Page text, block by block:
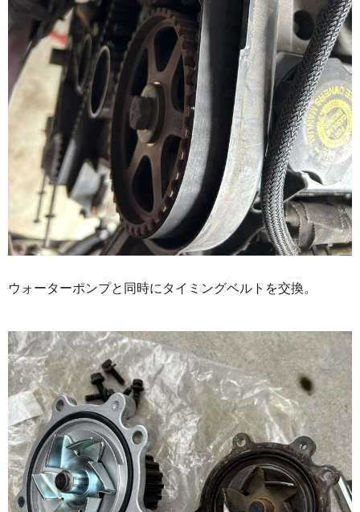
ウォーターポンプと同時にタイミングベルトを交換。